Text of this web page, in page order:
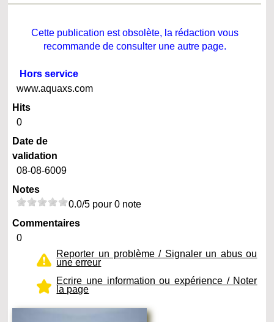
Cette publication est obsolète, la rédaction vous
recommande de consulter une autre page.
Hors service
www.aquaxs.com
Hits
0
Date de
validation
08-08-6009
Notes
0.0/5 pour 0 note
Commentaires
0
Reporter un problème / Signaler un abus ou
une erreur
Ecrire une information ou expérience / Noter
la page